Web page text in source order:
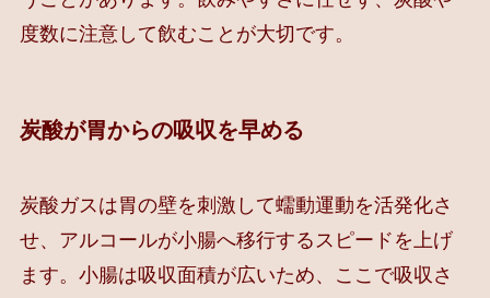
度数に注意して飲むことが大切です。
炭酸が胃からの吸収を早める
炭酸ガスは胃の壁を刺激して蠕動運動を活発化さ
せ、アルコールが小腸へ移行するスピードを上げ
ます。小腸は吸収面積が広いため、ここで吸収さ